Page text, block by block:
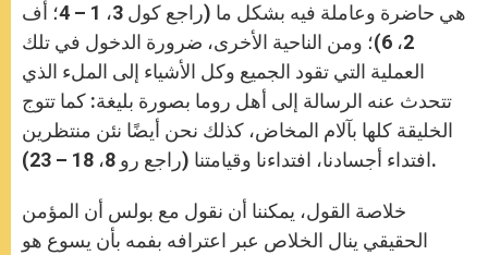
هي حاضرة وعاملة فيه بشكل ما (راجع كول 3، 1 – 4؛ أف
2، 6)؛ ومن الناحية الأخرى، ضرورة الدخول في تلك
العملية التي تقود الجميع وكل الأشياء إلى الملء الذي
تتحدث عنه الرسالة إلى أهل روما بصورة بليغة: كما تتوج
الخليقة كلها بآلام المخاض، كذلك نحن أيضًا نئن منتظرين
افتداء أجسادنا، افتداءنا وقيامتنا (راجع رو 8، 18 – 23).
خلاصة القول، يمكننا أن نقول مع بولس أن المؤمن
الحقيقي ينال الخلاص عبر اعترافه بفمه بأن يسوع هو